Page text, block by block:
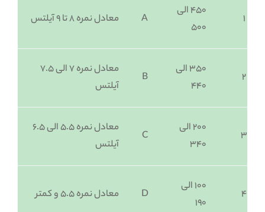
1
۴۵۰ الی
۵۰۰
A معادل نمره ۸ تا ۹ آیلتس
2
۳۵۰ الی
۴۴۰
B
معادل نمره ۷ الی ۷.۵
آیلتس
3
۲۰۰ الی
۳۴۰
C
معادل نمره ۵.۵ الی ۶.۵
آیلتس
4
۱۰۰ الی
۱۹۰
D معادل نمره ۵.۵ و کمتر